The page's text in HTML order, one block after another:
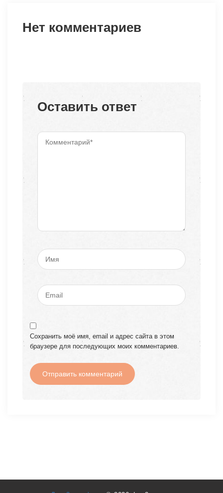
Нет комментариев
Оставить ответ
Сохранить моё имя, email и адрес сайта в этом
браузере для последующих моих комментариев.